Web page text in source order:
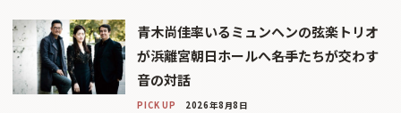
青木尚佳率いるミュンヘンの弦楽トリオ
が浜離宮朝日ホールへ――名手たちが交わす
音の対話
PICK UP 2026年8月8日